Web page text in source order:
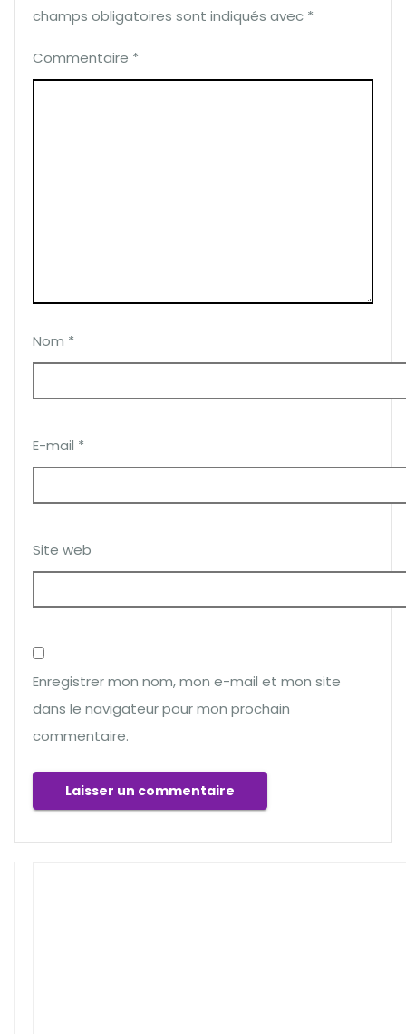
champs obligatoires sont indiqués avec *
Commentaire *
Nom *
E-mail *
Site web
Enregistrer mon nom, mon e-mail et mon site
dans le navigateur pour mon prochain
commentaire.